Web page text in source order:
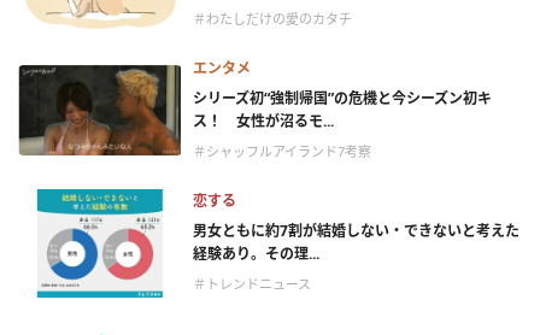
＃わたしだけの愛のカタチ
エンタメ
シリーズ初“強制帰国”の危機と今シーズン初キ
ス！ 女性が沼るモ...
＃シャッフルアイランド7考察
恋する
男女ともに約7割が結婚しない・できないと考えた
経験あり。その理...
＃トレンドニュース